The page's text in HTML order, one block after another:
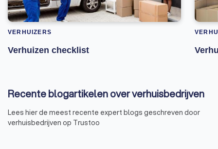
VERHUIZERS
Verhuizen checklist
Recente blogartikelen over verhuisbedrijven
Lees hier de meest recente expert blogs geschreven door
verhuisbedrijven op Trustoo